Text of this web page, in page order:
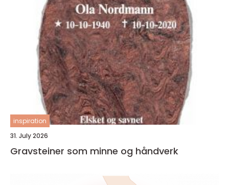
inspiration
31. July 2026
Gravsteiner som minne og håndverk